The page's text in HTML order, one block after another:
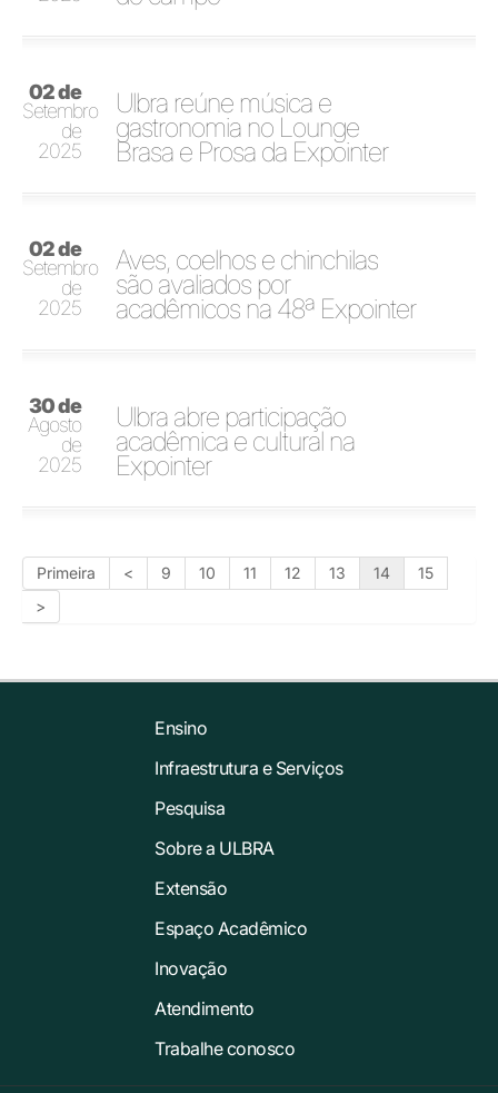
02 de
Setembro
de
2025
Ulbra reúne música e
gastronomia no Lounge
Brasa e Prosa da Expointer
02 de
Setembro
de
2025
Aves, coelhos e chinchilas
são avaliados por
acadêmicos na 48ª Expointer
30 de
Agosto
de
2025
Ulbra abre participação
acadêmica e cultural na
Expointer
Primeira < 9 10 11 12 13 14
15
>
Ensino
Infraestrutura e Serviços
Pesquisa
Sobre a ULBRA
Extensão
Espaço Acadêmico
Inovação
Atendimento
Trabalhe conosco